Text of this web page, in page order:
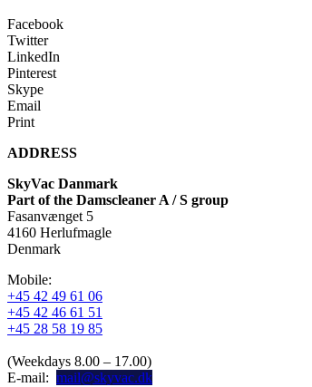
Facebook
Twitter
LinkedIn
Pinterest
Skype
Email
Print
ADDRESS
SkyVac Danmark
Part of the Damscleaner A / S group
Fasanvænget 5
4160 Herlufmagle
Denmark
Mobile:
+45 42 49 61 06
+45 42 46 61 51
+45 28 58 19 85
(Weekdays 8.00 – 17.00)
E-mail: mail@skyvac.dk